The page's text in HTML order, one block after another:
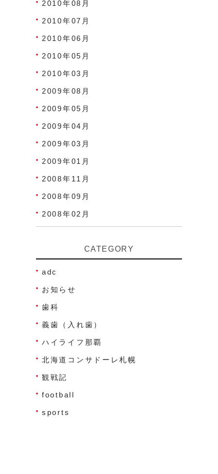
2010年08月
2010年07月
2010年06月
2010年05月
2010年03月
2009年08月
2009年05月
2009年04月
2009年03月
2009年01月
2008年11月
2008年09月
2008年02月
CATEGORY
adc
お知らせ
歯科
義歯（入れ歯）
ハイライフ那覇
北海道コンサドーレ札幌
観戦記
football
sports